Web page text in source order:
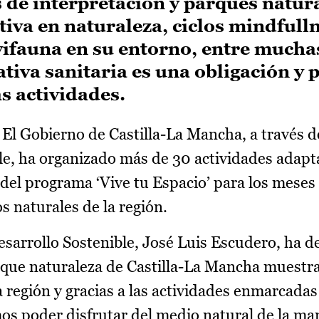
en naturaleza, ciclos
en su entorno, entre
sanitaria es una obligación y
actividades.
Gobierno de Castilla-La Mancha, a través
ha organizado más de 30 actividades
programa ‘Vive tu Espacio’ para los
naturales de la región.
Sostenible, José Luis Escudero, ha
naturaleza de Castilla-La Mancha
y gracias a las actividades
poder disfrutar del medio natural de la